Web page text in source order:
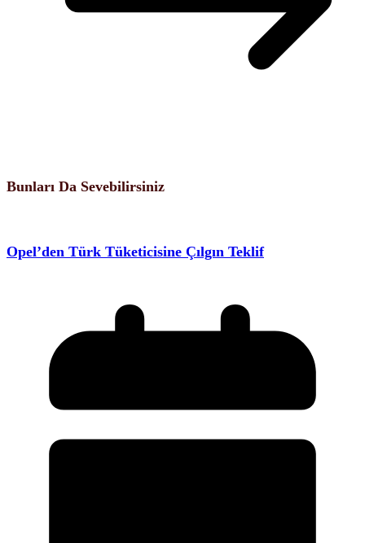
Bunları Da Sevebilirsiniz
Opel’den Türk Tüketicisine Çılgın Teklif